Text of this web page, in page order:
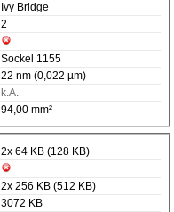
Ivy Bridge
2
Sockel 1155
22 nm (0,022 µm)
k.A.
94,00 mm²
2x 64 KB (128 KB)
2x 256 KB (512 KB)
3072 KB